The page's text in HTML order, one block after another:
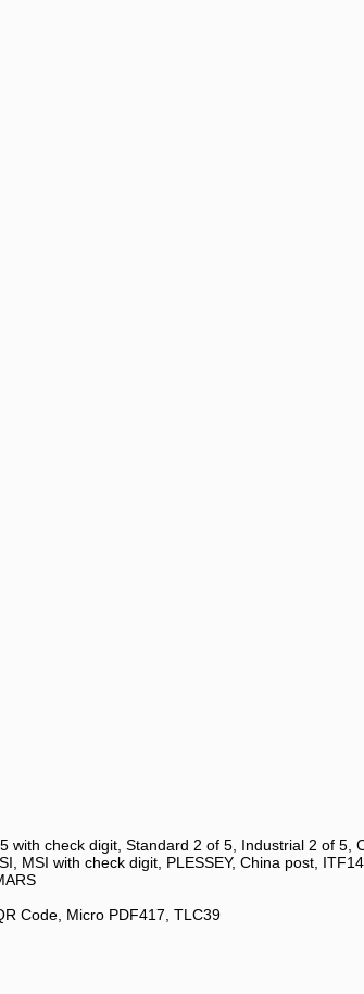
check digit, Standard 2 of 5, Industrial 2 of 5,
MSI with check digit, PLESSEY, China post,
Code, Micro PDF417, TLC39